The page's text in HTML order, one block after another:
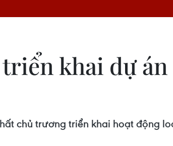
khai dự
chủ trương triển khai hoạt động